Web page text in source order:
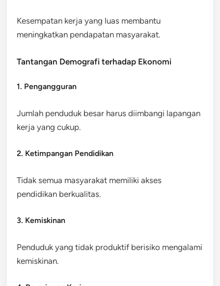
Kesempatan kerja yang luas membantu
meningkatkan pendapatan masyarakat.
Tantangan Demografi terhadap Ekonomi
1. Pengangguran
Jumlah penduduk besar harus diimbangi lapangan
kerja yang cukup.
2. Ketimpangan Pendidikan
Tidak semua masyarakat memiliki akses
pendidikan berkualitas.
3. Kemiskinan
Penduduk yang tidak produktif berisiko mengalami
kemiskinan.